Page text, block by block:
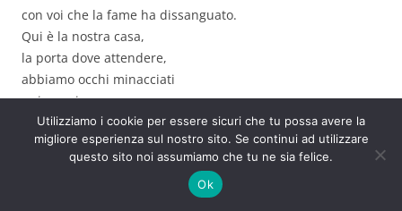
con voi che la fame ha dissanguato.
Qui è la nostra casa,
la porta dove attendere,
abbiamo occhi minacciati
e ringraziamo.
Accendi il lume che conosci
e cosí sia.
T
Utilizziamo i cookie per essere sicuri che tu possa avere la
migliore esperienza sul nostro sito. Se continui ad utilizzare
questo sito noi assumiamo che tu ne sia felice.
Ok